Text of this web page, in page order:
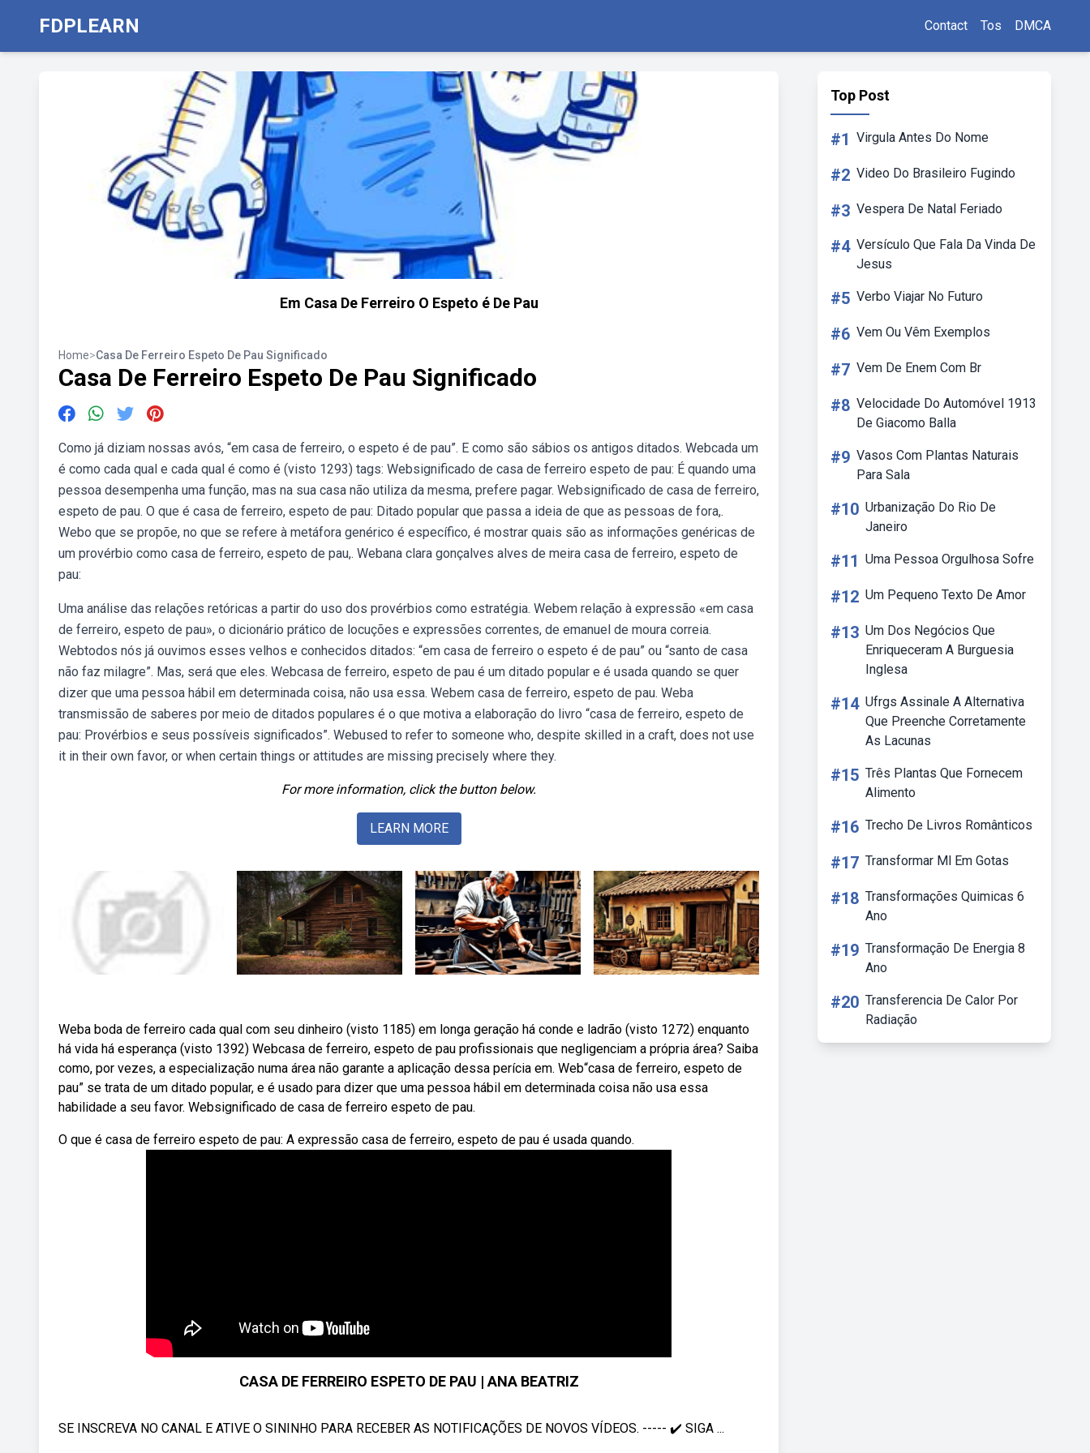
FDPLEARN Contact Tos DMCA
Em Casa De Ferreiro O Espeto é De Pau
Home>Casa De Ferreiro Espeto De Pau Significado
Casa De Ferreiro Espeto De Pau Significado
Como já diziam nossas avós, “em casa de ferreiro, o espeto é de pau”. E como são sábios os antigos ditados. Webcada um
é como cada qual e cada qual é como é (visto 1293) tags: Websignificado de casa de ferreiro espeto de pau: É quando uma
pessoa desempenha uma função, mas na sua casa não utiliza da mesma, prefere pagar. Websignificado de casa de ferreiro,
espeto de pau. O que é casa de ferreiro, espeto de pau: Ditado popular que passa a ideia de que as pessoas de fora,.
Webo que se propõe, no que se refere à metáfora genérico é específico, é mostrar quais são as informações genéricas de
um provérbio como casa de ferreiro, espeto de pau,. Webana clara gonçalves alves de meira casa de ferreiro, espeto de
pau:
Uma análise das relações retóricas a partir do uso dos provérbios como estratégia. Webem relação à expressão «em casa
de ferreiro, espeto de pau», o dicionário prático de locuções e expressões correntes, de emanuel de moura correia.
Webtodos nós já ouvimos esses velhos e conhecidos ditados: “em casa de ferreiro o espeto é de pau” ou “santo de casa
não faz milagre”. Mas, será que eles. Webcasa de ferreiro, espeto de pau é um ditado popular e é usada quando se quer
dizer que uma pessoa hábil em determinada coisa, não usa essa. Webem casa de ferreiro, espeto de pau. Weba
transmissão de saberes por meio de ditados populares é o que motiva a elaboração do livro “casa de ferreiro, espeto de
pau: Provérbios e seus possíveis significados”. Webused to refer to someone who, despite skilled in a craft, does not use
it in their own favor, or when certain things or attitudes are missing precisely where they.
For more information, click the button below.
LEARN MORE
Weba boda de ferreiro cada qual com seu dinheiro (visto 1185) em longa geração há conde e ladrão (visto 1272) enquanto
há vida há esperança (visto 1392) Webcasa de ferreiro, espeto de pau profissionais que negligenciam a própria área? Saiba
como, por vezes, a especialização numa área não garante a aplicação dessa perícia em. Web“casa de ferreiro, espeto de
pau” se trata de um ditado popular, e é usado para dizer que uma pessoa hábil em determinada coisa não usa essa
habilidade a seu favor. Websignificado de casa de ferreiro espeto de pau.
O que é casa de ferreiro espeto de pau: A expressão casa de ferreiro, espeto de pau é usada quando.
CASA DE FERREIRO ESPETO DE PAU | ANA BEATRIZ
SE INSCREVA NO CANAL E ATIVE O SININHO PARA RECEBER AS NOTIFICAÇÕES DE NOVOS VÍDEOS. ----- ✔️ SIGA ...
Top Post
#1 Virgula Antes Do Nome
#2 Video Do Brasileiro Fugindo
#3 Vespera De Natal Feriado
#4 Versículo Que Fala Da Vinda De
Jesus
#5 Verbo Viajar No Futuro
#6 Vem Ou Vêm Exemplos
#7 Vem De Enem Com Br
#8 Velocidade Do Automóvel 1913
De Giacomo Balla
#9 Vasos Com Plantas Naturais
Para Sala
#10 Urbanização Do Rio De
Janeiro
#11 Uma Pessoa Orgulhosa Sofre
#12 Um Pequeno Texto De Amor
#13 Um Dos Negócios Que
Enriqueceram A Burguesia
Inglesa
#14 Ufrgs Assinale A Alternativa
Que Preenche Corretamente
As Lacunas
#15 Três Plantas Que Fornecem
Alimento
#16 Trecho De Livros Românticos
#17 Transformar Ml Em Gotas
#18 Transformações Quimicas 6
Ano
#19 Transformação De Energia 8
Ano
#20 Transferencia De Calor Por
Radiação